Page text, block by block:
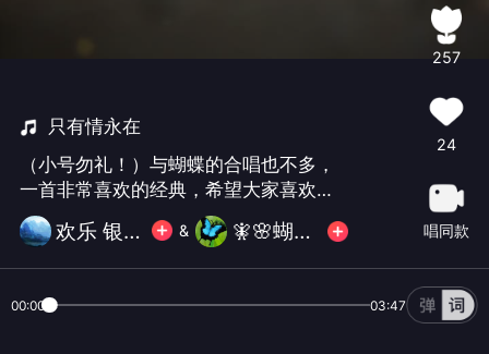
只有情永在
（小号勿礼！）与蝴蝶的合唱也不多，
一首非常喜欢的经典，希望大家喜欢！
😊😊😊
欢乐 银图腾 & 🧚‍🌸蝴蝶姐姐🌸🧚‍
257
24
唱同款
00:00 03:47